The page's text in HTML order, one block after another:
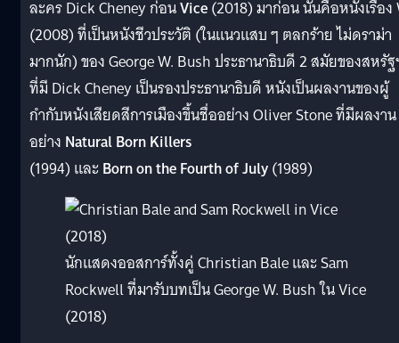
ละคร Dick Cheney ก่อนVice(2018) มาก่อน นั่นคือหนังเรื่อง
(2008) ที่เป็นหนังชีวประวัติ (ในแนวแสบ ๆ ตลกร้าย ไม่ดราม่า
มากนัก) ของ George W. Bush ประธานาธิบดี 2 สมัยของสหรั
ที่มี Dick Cheney เป็นรองประธานาธิบดี หนังเป็นผลงานของผู้
กำกับหนังเสียดสีการเมืองขึ้นชื่ออย่าง Oliver Stone ที่มีผลงาน
อย่าง Natural Born Killers
(1994) และBorn on the Fourth of July(1989)
นักแสดงออสการ์ทั้งคู่ Christian Bale และ Sam
Rockwell ที่มารับบทเป็น George W. Bush ใน Vice
(2018)